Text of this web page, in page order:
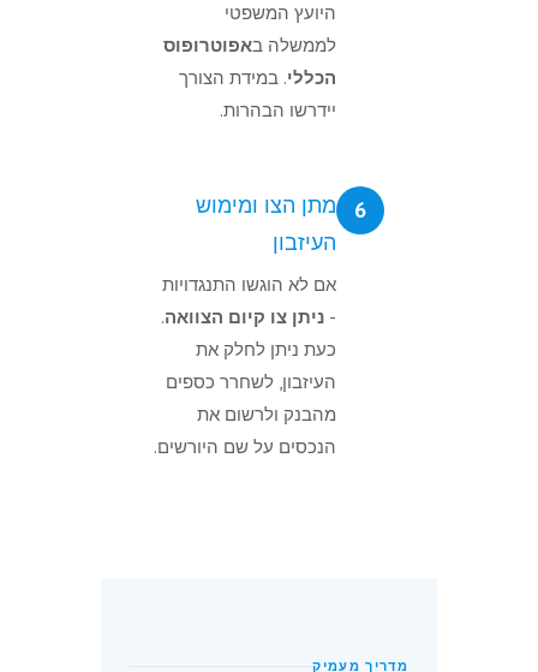
היועץ המשפטי
לממשלה באפוטרופוס
הכללי. במידת הצורך
יידרשו הבהרות.
6
מתן הצו ומימוש
העיזבון
אם לא הוגשו התנגדויות
- ניתן צו קיום הצוואה.
כעת ניתן לחלק את
העיזבון, לשחרר כספים
מהבנק ולרשום את
הנכסים על שם היורשים.
מדריך מעמיק